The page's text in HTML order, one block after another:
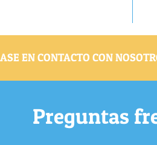
EN CONTACTO CON
Preguntas